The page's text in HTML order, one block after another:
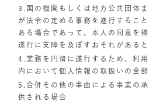
3.国の機関もしくは地方公共団体
が法令の定める事務を遂行するこ
ある場合であって、本人の同意を
遂行に支障を及ぼすおそれがあると
4.業務を円滑に遂行するため、利
内において個人情報の取扱いの全
5.合併その他の事由による事業の
供される場合